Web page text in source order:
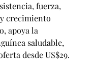
fuerza,
crecimiento
apoya la
saludable,
desde US$29.